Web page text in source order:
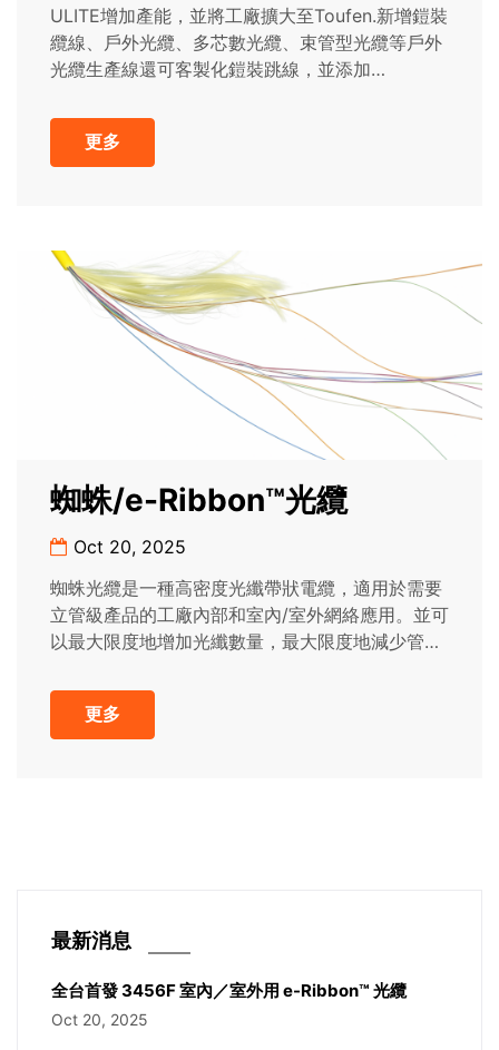
ULITE增加產能，並將工廠擴大至Toufen.新增鎧裝
纜線、戶外光纜、多芯數光纜、束管型光纜等戶外
光纜生產線還可客製化鎧裝跳線，並添加
更多
蜘蛛/e-Ribbon™光纜
Oct 20, 2025
蜘蛛光纜是一種高密度光纖帶狀電纜，適用於需要
立管級產品的工廠內部和室內/室外網絡應用。並可
以最大限度地增加光纖數量，最大限度地減少管道
更多
最新消息
全台首發 3456F 室內／室外用 e-Ribbon™ 光纜
Oct 20, 2025